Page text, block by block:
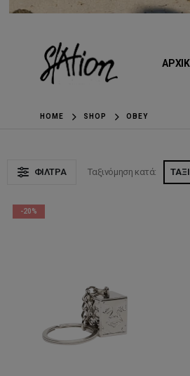
HOME SHOP OBEY
ΦΊΛΤΡΑ Ταξινόμηση κατά:
-20%